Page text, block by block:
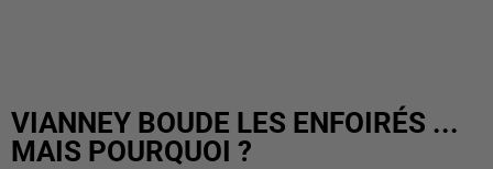
VIANNEY BOUDE LES ENFOIRÉS ...
MAIS POURQUOI ?